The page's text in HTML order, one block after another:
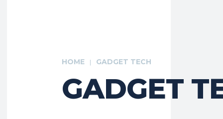
HOME GADGET TECH
GADGET